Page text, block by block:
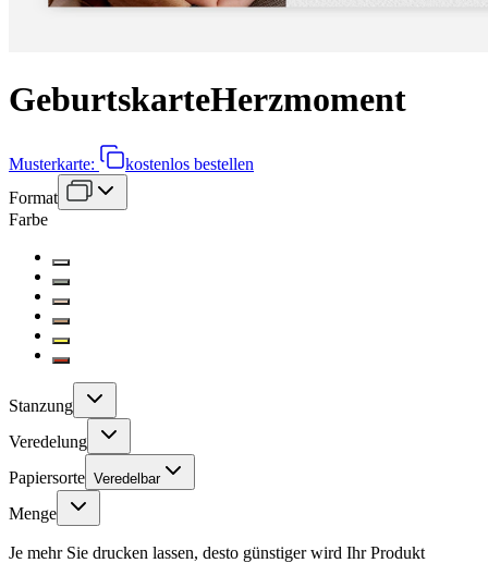
GeburtskarteHerzmoment
Musterkarte:
kostenlos bestellen
Format
Farbe
Stanzung
Veredelung
Papiersorte Veredelbar
Menge
Je mehr Sie drucken lassen, desto günstiger wird Ihr Produkt